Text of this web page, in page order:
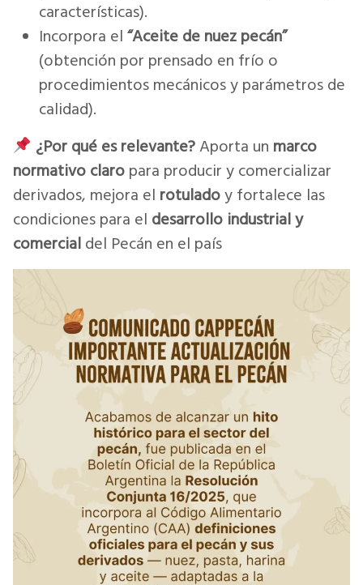
características).
Incorpora el “Aceite de nuez pecán”
(obtención por prensado en frío o
procedimientos mecánicos y parámetros de
calidad).
¿Por qué es relevante?Aporta un marco
normativo claro para producir y comercializar
derivados, mejora el rotuladoy fortalece las
condiciones para el desarrollo industrial y
comercial del Pecán en el país